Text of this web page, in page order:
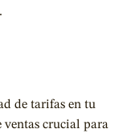
de tarifas en tu
ventas crucial para